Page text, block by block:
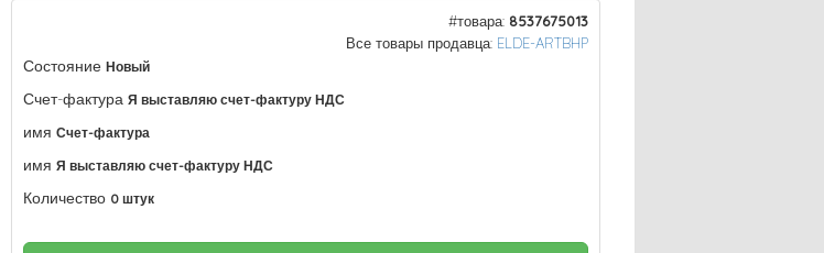
#товара: 8537675013
Все товары продавца: ELDE-ARTBHP
Состояние Новый
Счет-фактура Я выставляю счет-фактуру НДС
имя Счет-фактура
имя Я выставляю счет-фактуру НДС
Количество 0 штук